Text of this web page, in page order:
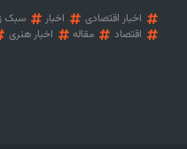
اخبار اقتصادی اخبار سبک
اقتصاد
مقاله اخبار هنری